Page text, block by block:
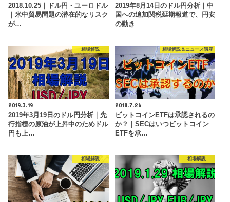
2018.10.25｜ドル円・ユーロドル
｜米中貿易問題の潜在的なリスク
が…
2019年8月14日のドル円分析｜中
国への追加関税延期報道で、円安
の動き
相場解説
2019.3.19
2019年3月19日のドル円分析｜先
行指標の原油が上昇中のためドル
円も上…
相場解説＆ニュース講座
2018.7.26
ビットコインETFは承認されるの
か？｜SECはいつビットコイン
ETFを承…
相場解説 相場解説